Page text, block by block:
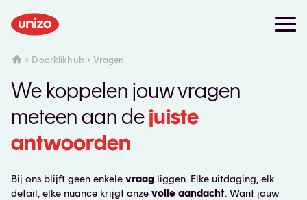
Doorklikhub Vragen
We koppelen jouw vragen
meteen aan dejuiste
antwoorden
Bij ons blijft geen enkele vraag liggen. Elke uitdaging, elk
detail, elke nuance krijgt onze volle aandacht. Want jouw